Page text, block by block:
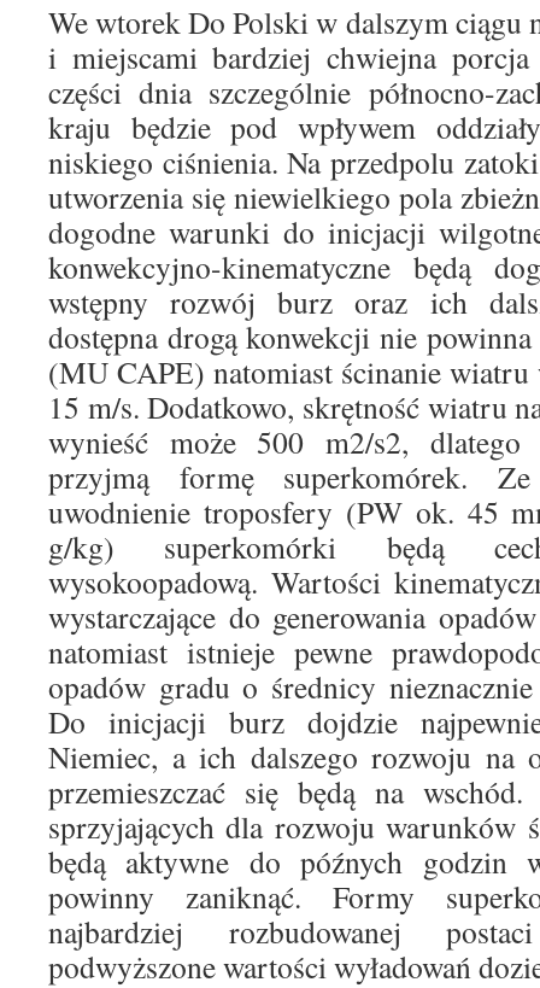
We wtorek Do Polski w dalszym ciągu
i miejscami bardziej chwiejna
części dnia szczególnie północno-
kraju będzie pod wpływem
niskiego ciśnienia. Na przedpolu
utworzenia się niewielkiego pola
dogodne warunki do inicjacji
konwekcyjno-kinematyczne będą
wstępny rozwój burz oraz ich
dostępna drogą konwekcji nie
(MU CAPE) natomiast ścinanie
15 m/s. Dodatkowo, skrętność wiatru
wynieść może 500 m2/s2, dlatego
przyjmą formę superkomórek.
uwodnienie troposfery (PW ok. 45
g/kg) superkomórki będą
wysokoopadową. Wartości
wystarczające do generowania
natomiast istnieje pewne
opadów gradu o średnicy
Do inicjacji burz dojdzie
Niemiec, a ich dalszego rozwoju na
przemieszczać się będą na
sprzyjających dla rozwoju warunków
będą aktywne do późnych godzin
powinny zaniknąć. Formy
najbardziej rozbudowanej
podwyższone wartości wyładowań